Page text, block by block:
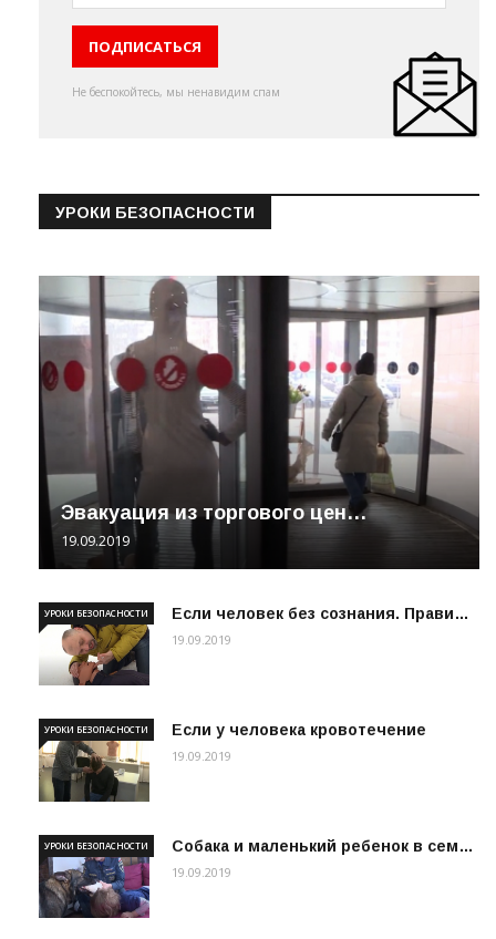
Не беспокойтесь, мы ненавидим спам
УРОКИ БЕЗОПАСНОСТИ
Эвакуация из торгового цен…
19.09.2019
Если человек без сознания. Прави…
УРОКИ БЕЗОПАСНОСТИ
19.09.2019
Если у человека кровотечение
УРОКИ БЕЗОПАСНОСТИ
19.09.2019
Собака и маленький ребенок в сем…
УРОКИ БЕЗОПАСНОСТИ
19.09.2019